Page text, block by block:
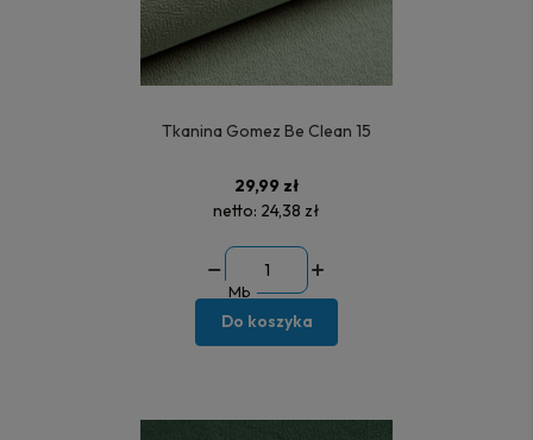
Tkanina Gomez Be Clean 15
29,99 zł
netto: 24,38 zł
Mb
Do koszyka